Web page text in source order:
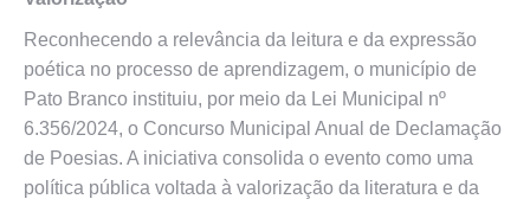
Reconhecendo a relevância da leitura e da expressão
poética no processo de aprendizagem, o município de
Pato Branco instituiu, por meio da Lei Municipal nº
6.356/2024, o Concurso Municipal Anual de Declamação
de Poesias. A iniciativa consolida o evento como uma
política pública voltada à valorização da literatura e da